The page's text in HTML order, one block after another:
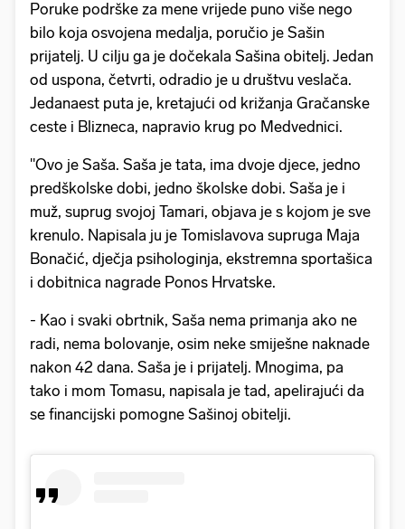
Poruke podrške za mene vrijede puno više nego
bilo koja osvojena medalja, poručio je Sašin
prijatelj. U cilju ga je dočekala Sašina obitelj. Jedan
od uspona, četvrti, odradio je u društvu veslača.
Jedanaest puta je, kretajući od križanja Gračanske
ceste i Blizneca, napravio krug po Medvednici.
"Ovo je Saša. Saša je tata, ima dvoje djece, jedno
predškolske dobi, jedno školske dobi. Saša je i
muž, suprug svojoj Tamari, objava je s kojom je sve
krenulo. Napisala ju je Tomislavova supruga Maja
Bonačić, dječja psihologinja, ekstremna sportašica
i dobitnica nagrade Ponos Hrvatske.
- Kao i svaki obrtnik, Saša nema primanja ako ne
radi, nema bolovanje, osim neke smiješne naknade
nakon 42 dana. Saša je i prijatelj. Mnogima, pa
tako i mom Tomasu, napisala je tad, apelirajući da
se financijski pomogne Sašinoj obitelji.